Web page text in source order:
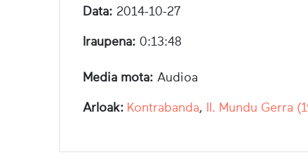
Data: 2014-10-27
Iraupena: 0:13:48
Media mota: Audioa
Arloak: Kontrabanda, II. Mundu Gerra